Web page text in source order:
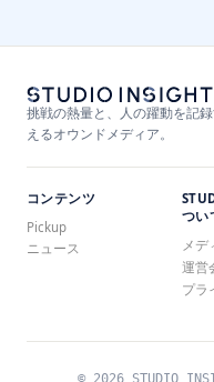
挑戦の熱量と、人の躍動を記
えるオウンドメディア。
コンテンツ
Pickup
ニュース
つい
メデ
運営
プラ
© 2026 STUDIO